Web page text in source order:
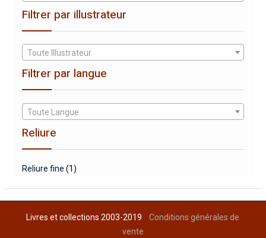
Filtrer par illustrateur
Toute Illustrateur
Filtrer par langue
Toute Langue
Reliure
Reliure fine (1)
Livres et collections 2003-2019Conditions générales de
vente